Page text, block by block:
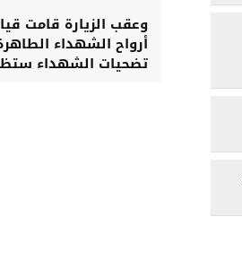
وعقب الزيارة قامت
أرواح الشهداء
تضحيات الشهداء